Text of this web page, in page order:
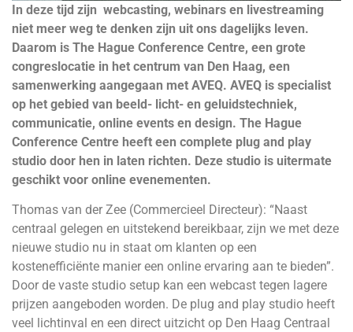
In deze tijd zijn webcasting, webinars en livestreaming
niet meer weg te denken zijn uit ons dagelijks leven.
Daarom is The Hague Conference Centre, een grote
congreslocatie in het centrum van Den Haag, een
samenwerking aangegaan met AVEQ. AVEQ is specialist
op het gebied van beeld- licht- en geluidstechniek,
communicatie, online events en design. The Hague
Conference Centre heeft een complete plug and play
studio door hen in laten richten. Deze studio is uitermate
geschikt voor online evenementen.
Thomas van der Zee (Commercieel Directeur): “Naast
centraal gelegen en uitstekend bereikbaar, zijn we met deze
nieuwe studio nu in staat om klanten op een
kostenefficiënte manier een online ervaring aan te bieden”.
Door de vaste studio setup kan een webcast tegen lagere
prijzen aangeboden worden. De plug and play studio heeft
veel lichtinval en een direct uitzicht op Den Haag Centraal